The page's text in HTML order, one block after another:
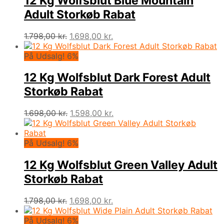
Adult Storkøb Rabat
1.798,00kr. Den
oprindelige
pris
1.798,00 kr..
1.698,00 kr.
aktuelle
1.698,00 kr..
På Udsalg! 6%
12 Kg Wolfsblut Dark Forest Adult
Storkøb Rabat
1.698,00kr. Den
oprindelige
var:
1.598,00 kr.
aktuelle
På Udsalg! 6%
12 Kg Wolfsblut Green Valley Adult
Storkøb Rabat
1.798,00kr. Den
oprindelige
pris
1.698,00 kr.
aktuelle
På Udsalg! 6%